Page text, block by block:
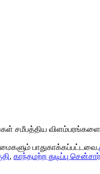
சமீபத்திய
பாதுகாக்கப்பட்டவை.
, காந்தமற்ற துடிப்பு சென்சார்